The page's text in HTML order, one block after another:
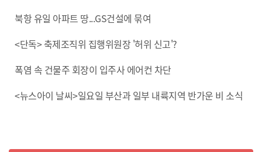
북항 유일 아파트 땅...GS건설에 묶여
<단독> 축제조직위 집행위원장 '허위 신고'?
폭염 속 건물주 회장이 입주사 에어컨 차단
<뉴스아이 날씨>일요일 부산과 일부 내륙지역 반가운 비 소식